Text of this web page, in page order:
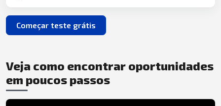
Começar teste grátis
Veja como encontrar oportunidades
em poucos passos